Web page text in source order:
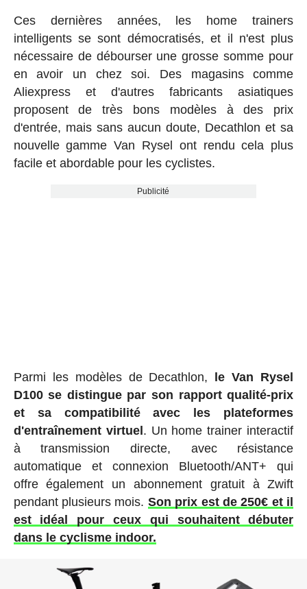
Ces dernières années, les home trainers
intelligents se sont démocratisés, et il n'est plus
nécessaire de débourser une grosse somme pour
en avoir un chez soi. Des magasins comme
Aliexpress et d'autres fabricants asiatiques
proposent de très bons modèles à des prix
d'entrée, mais sans aucun doute, Decathlon et sa
nouvelle gamme Van Rysel ont rendu cela plus
facile et abordable pour les cyclistes.
Publicité
Parmi les modèles de Decathlon, le Van Rysel
D100 se distingue par son rapport qualité-prix
et sa compatibilité avec les plateformes
d'entraînement virtuel. Un home trainer interactif
à transmission directe, avec résistance
automatique et connexion Bluetooth/ANT+ qui
offre également un abonnement gratuit à Zwift
pendant plusieurs mois. Son prix est de 250€ et il
est idéal pour ceux qui souhaitent débuter
dans le cyclisme indoor.